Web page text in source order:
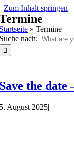
Zum Inhalt springen
Termine
Startseite »Termine
Suche nach:
Save the
5. August 2025|